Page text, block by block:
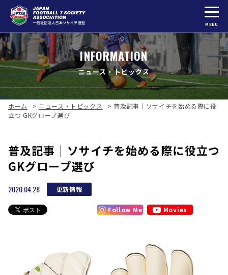
MENU
INFORMATION
ニュース・トピックス
ホーム > ニュース・トピックス >普及記事｜ソサイチを始める際に役
立つ GKグローブ選び
普及記事｜ソサイチを始める際に役立つ
GKグローブ選び
2020.04.28 更新情報
Follow Me Movies